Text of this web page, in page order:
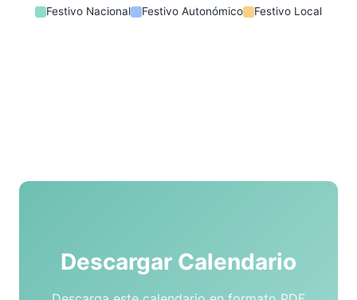
Festivo Nacional Festivo Autonómico Festivo Local
Descargar Calendario